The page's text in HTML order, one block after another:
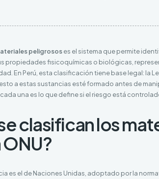
peligrososes el sistema que permite
propiedades fisicoquímicas o biológicas,
En Perú, esta clasificación tiene base legal: la
a estas sustancias esté formado antes de
una es lo que define si el riesgo está
clasifican los
es el de Naciones Unidas, adoptado por la